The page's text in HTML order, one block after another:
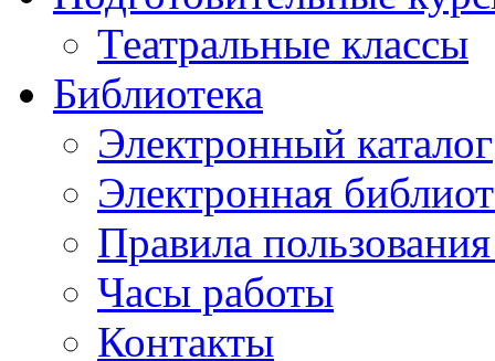
Театральные классы
Библиотека
Электронный каталог
Электронная
Правила
Часы работы
Контакты